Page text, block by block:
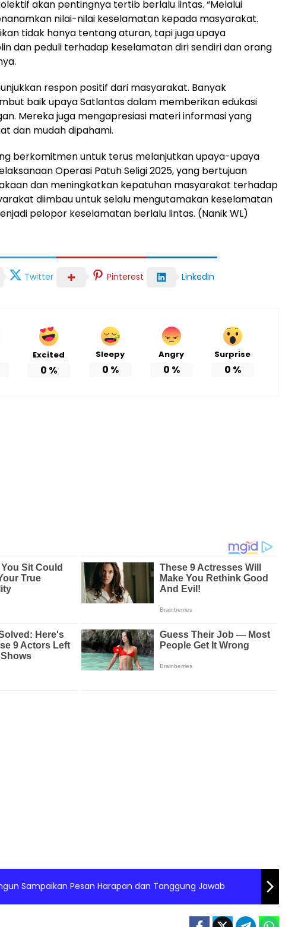
akan pentingnya tertib berlalu lintas. “Melalui
nilai-nilai keselamatan kepada masyarakat.
tidak hanya tentang aturan, tapi juga upaya
dan peduli terhadap keselamatan diri sendiri dan orang
respon positif dari masyarakat. Banyak
baik upaya Satlantas dalam memberikan edukasi
Mereka juga mengapresiasi materi informasi yang
dan mudah dipahami.
berkomitmen untuk terus melanjutkan upaya-upaya
Operasi Patuh Seligi 2025, yang bertujuan
dan meningkatkan kepatuhan masyarakat terhadap
diimbau untuk selalu mengutamakan keselamatan
pelopor keselamatan berlalu lintas. (Nanik WL)
Twitter Pinterest LinkedIn
Excited
0 %
Sleepy
0 %
Angry
0 %
Surprise
0 %
Sampaikan Pesan Harapan dan Tanggung Jawab